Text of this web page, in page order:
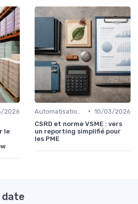
2026
le
• 10/03/2026
CSRD et norme VSME : vers
un reporting simplifié pour
les PME
date